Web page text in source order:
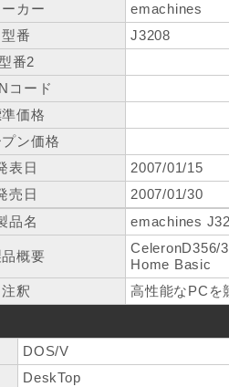
ーカー
emachines
型番
J3208
番2
コード
価格
ン価格
表日
2007/01/15
売日
2007/01/30
品名
emachines
概要
CeleronD356/
Home Basic
注釈
高性能なPCを
DOS/V
DeskTop